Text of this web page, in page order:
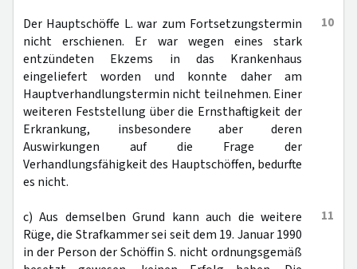
10
Der Hauptschöffe L. war zum Fortsetzungstermin
nicht erschienen. Er war wegen eines stark
entzündeten Ekzems in das Krankenhaus
eingeliefert worden und konnte daher am
Hauptverhandlungstermin nicht teilnehmen. Einer
weiteren Feststellung über die Ernsthaftigkeit der
Erkrankung, insbesondere aber deren
Auswirkungen auf die Frage der
Verhandlungsfähigkeit des Hauptschöffen, bedurfte
es nicht.
11
c) Aus demselben Grund kann auch die weitere
Rüge, die Strafkammer sei seit dem 19. Januar 1990
in der Person der Schöffin S. nicht ordnungsgemäß